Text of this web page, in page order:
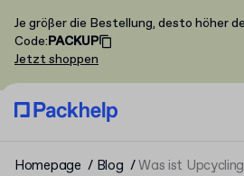
Je größer die Bestellung, desto höher
Code:PACKUP
Jetzt shoppen
Homepage Blog Was ist